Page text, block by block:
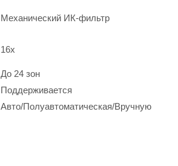
Механический ИК-фильтр
16х
До 24 зон
Поддерживается
Авто/Полуавтоматическая/Вручную